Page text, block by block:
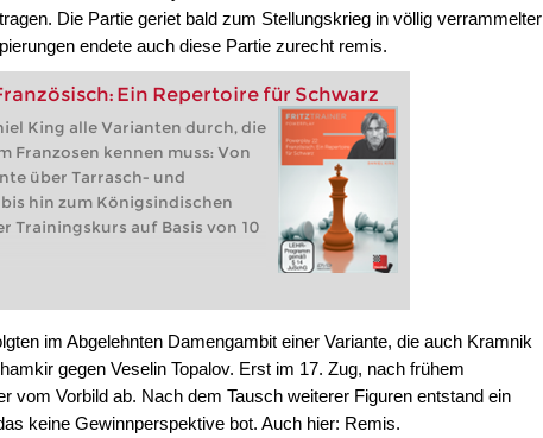
Die Partie geriet bald zum Stellungskrieg in völlig verrammelter
endete auch diese Partie zurecht remis.
Ein Repertoire für Schwarz
King alle Varianten durch, die
Franzosen kennen muss: Von
über Tarrasch- und
hin zum Königsindischen
Trainingskurs auf Basis von 10
im Abgelehnten Damengambit einer Variante, die auch Kramnik
gegen Veselin Topalov. Erst im 17. Zug, nach frühem
vom Vorbild ab. Nach dem Tausch weiterer Figuren entstand ein
keine Gewinnperspektive bot. Auch hier: Remis.